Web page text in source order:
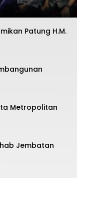
Patung H.M.
Metropolitan
Jembatan